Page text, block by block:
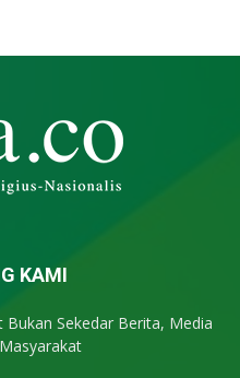
KAMI
Sekedar Berita, Media